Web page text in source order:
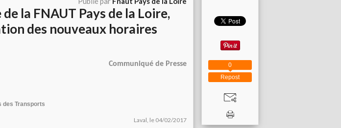
la FNAUT Pays de la Loire,
des nouveaux horaires
Communiqué de Presse
des Transports
Laval, le 04/02/2017
Repost
0